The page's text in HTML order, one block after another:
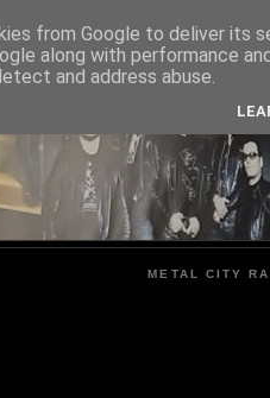
METAL CITY
from Google to deliver its
along with performance
and address abuse.